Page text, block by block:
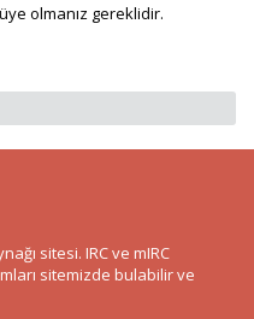
olmanız gereklidir.
sitesi. IRC ve mIRC
sitemizde bulabilir ve